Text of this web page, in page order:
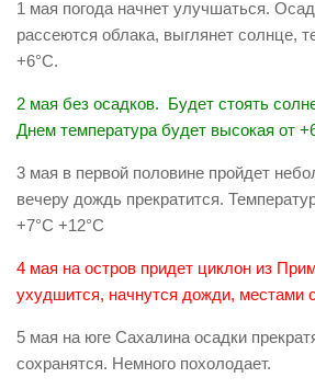
1 мая погода начнет улучшаться.
рассеются облака, выглянет солнце,
+6°С.
2 мая без осадков. Будет стоять
Днем температура будет высокая от
3 мая в первой половине пройдет
вечеру дождь прекратится.
+7°С +12°С
4 мая на остров придет циклон из
ухудшится, начнутся дожди, местами
5 мая на юге Сахалина осадки
сохранятся. Немного похолодает.